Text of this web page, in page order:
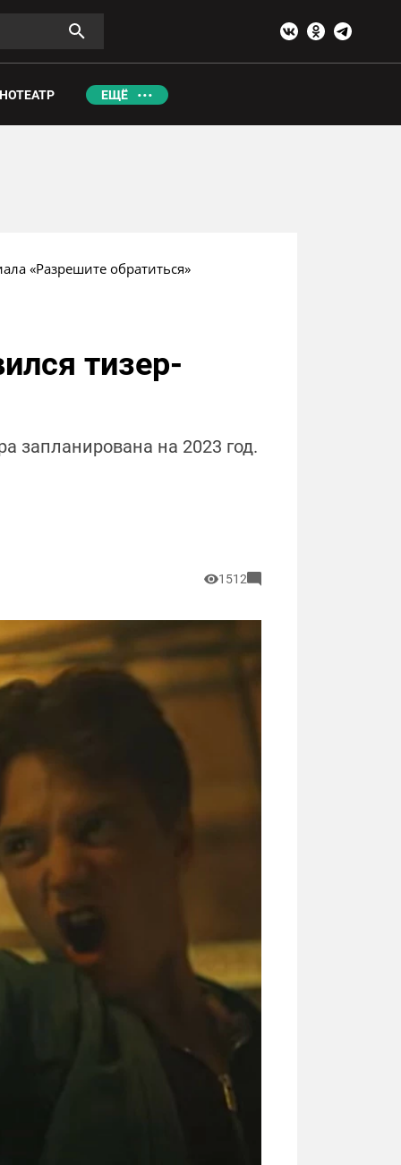
ЕЩЁ
«Разрешите обратиться»
тизер-
запланирована на 2023 год.
1512